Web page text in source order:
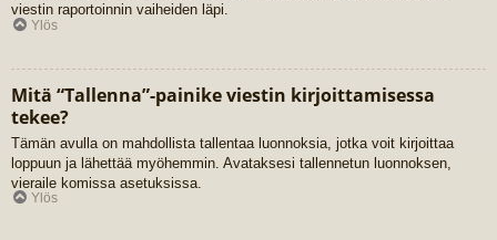
viestin raportoinnin vaiheiden läpi.
Ylös
Mitä “Tallenna”-painike viestin kirjoittamisessa
tekee?
Tämän avulla on mahdollista tallentaa luonnoksia, jotka voit kirjoittaa
loppuun ja lähettää myöhemmin. Avataksesi tallennetun luonnoksen,
vieraile komissa asetuksissa.
Ylös